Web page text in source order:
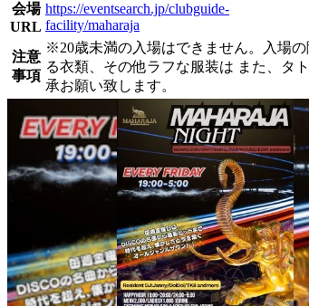
会場
URL
https://eventsearch.jp/clubguide-
facility/maharaja
注意
事項
※20歳未満の入場はできません。入場
る衣類、その他ラフな服装は また、タ
承お願い致します。